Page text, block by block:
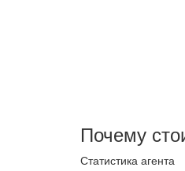
Почему
Статистика агента